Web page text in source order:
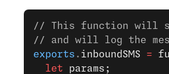
// This function will
// and will log the
exports . inboundSMS =
  let
params;